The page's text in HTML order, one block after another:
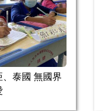
泰國 無國界